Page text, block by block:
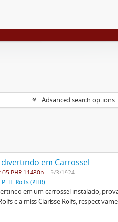
Advanced search options
divertindo em Carrossel
9/3/1924
H. Rolfs (PHR)
em um carrossel instalado,
e a miss Clarisse Rolfs,